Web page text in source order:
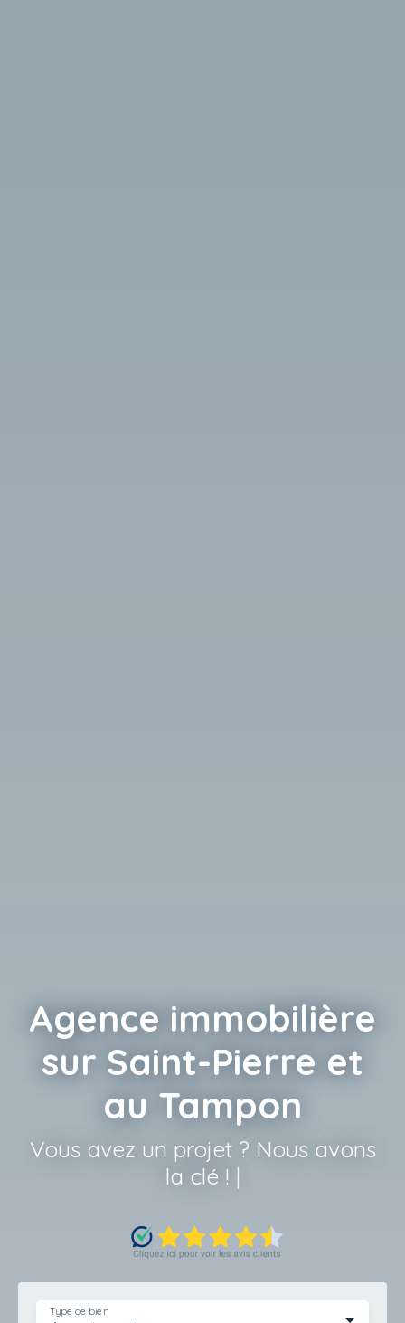
Agence immobilière
sur Saint-Pierre et
au Tampon
069|
Appartement